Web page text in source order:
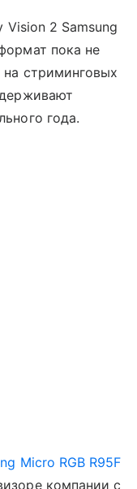
Vision 2 Samsung
пока не
на стриминговых
года.
Micro RGB R95F
компании с